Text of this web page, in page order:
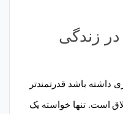
زندگی
داشته باشد قدرتمند‌تر
است. تنها خواسته یک